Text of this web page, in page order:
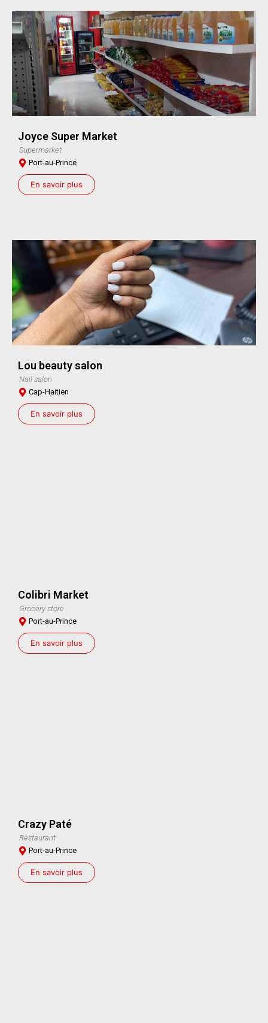
Joyce Super Market
Supermarket
Port-au-Prince
En savoir plus
Lou beauty salon
Nail salon
Cap-Haitien
En savoir plus
Colibri Market
Grocery store
Port-au-Prince
En savoir plus
Crazy Paté
Restaurant
Port-au-Prince
En savoir plus